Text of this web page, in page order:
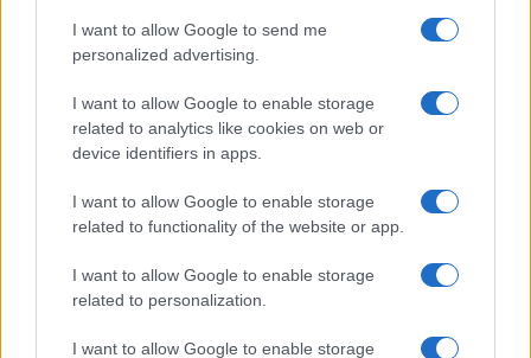
I want to allow Google to send me
personalized advertising.
I want to allow Google to enable storage
related to analytics like cookies on web or
device identifiers in apps.
I want to allow Google to enable storage
related to functionality of the website or app.
I want to allow Google to enable storage
related to personalization.
I want to allow Google to enable storage
Camilla Fiore · 7 Ago 2026